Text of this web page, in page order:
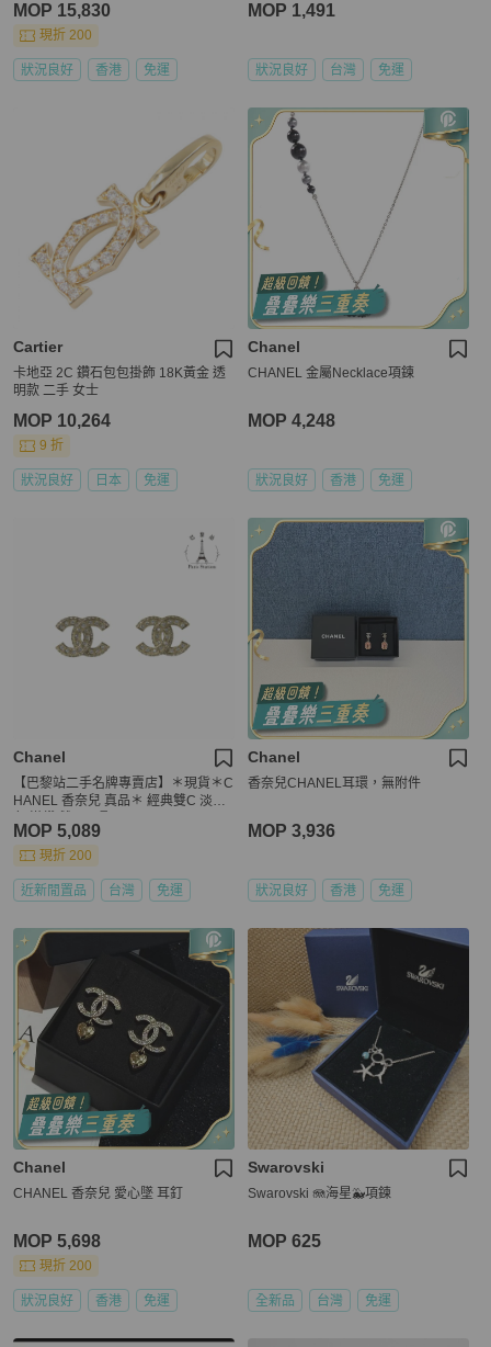
MOP 15,830
現折 200
狀況良好 香港 免運
MOP 1,491
狀況良好 台灣 免運
Cartier
卡地亞 2C 鑽石包包掛飾 18K黃金 透
明款 二手 女士
MOP 10,264
9 折
狀況良好 日本 免運
Chanel
CHANEL 金屬Necklace項鍊
MOP 4,248
狀況良好 香港 免運
Chanel
【巴黎站二手名牌專賣店】＊現貨＊C
HANEL 香奈兒 真品＊ 經典雙C 淡金
MOP 5,089
現折 200
近新閒置品 台灣 免運
Chanel
香奈兒CHANEL耳環，無附件
MOP 3,936
狀況良好 香港 免運
Chanel
CHANEL 香奈兒 愛心墜 耳釘
MOP 5,698
現折 200
狀況良好 香港 免運
Swarovski
Swarovski 🪼海星🐳項鍊
MOP 625
全新品 台灣 免運